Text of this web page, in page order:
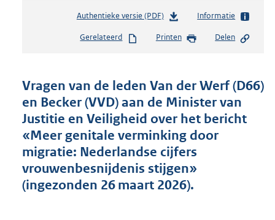
Authentieke versie (PDF)b
s
d
s
g
r
o
o
t
t
Informatie
Gerelateerd Printen Delen
Vragen van de leden Van der Werf (D66)
en Becker (VVD) aan de Minister van
Justitie en Veiligheid over het bericht
«Meer genitale verminking door
migratie: Nederlandse cijfers
vrouwenbesnijdenis stijgen»
(ingezonden 26 maart 2026).